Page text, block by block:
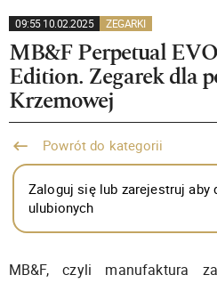
09:55 10.02.2025 ZEGARKI
MB&F Perpetual
Edition. Zegarek dla
Krzemowej
Powrót do kategorii
Zaloguj się lub zarejestruj aby
ulubionych
MB&F, czyli manufaktura